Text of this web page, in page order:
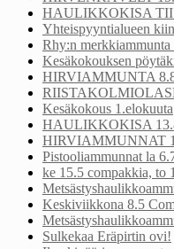
HAULIKKOKISA
Yhteispyyntialueen
Rhy:n merkkiammunta
Kesäkokouksen
HIRVIAMMUNTA
Kesäkokous 1.elokuuta
HAULIKKOKISA
HIRVIAMMUNNAT
Pistooliammunnat la
ke 15.5 compakkia, to
Keskiviikkona 8.5
Sulkekaa Eräpirtin ovi!